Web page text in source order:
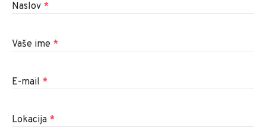
Naslov *
Vaše ime *
E-mail *
Lokacija *